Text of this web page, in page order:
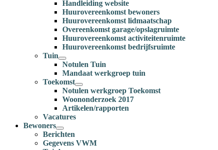
Handleiding website
Huurovereenkomst bewoners
Huurovereenkomst lidmaatschap
Overeenkomst garage/opslagruimte
Huurovereenkomst activiteitenruimte
Huurovereenkomst bedrijfsruimte
Tuin
Notulen Tuin
Mandaat werkgroep tuin
Toekomst
Notulen werkgroep Toekomst
Woononderzoek 2017
Artikelen/rapporten
Vacatures
Bewoners
Berichten
Gegevens VWM